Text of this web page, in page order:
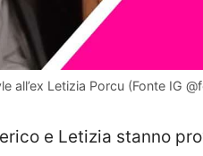
all’ex Letizia Porcu (Fonte IG
e Letizia stanno